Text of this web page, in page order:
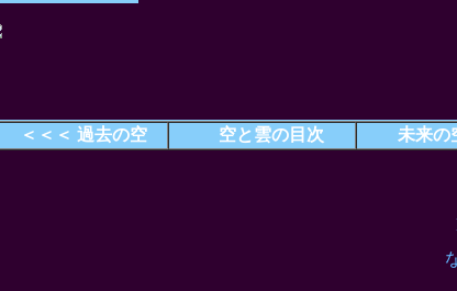
＜＜＜ 過去の空 空と雲の目次 未来の